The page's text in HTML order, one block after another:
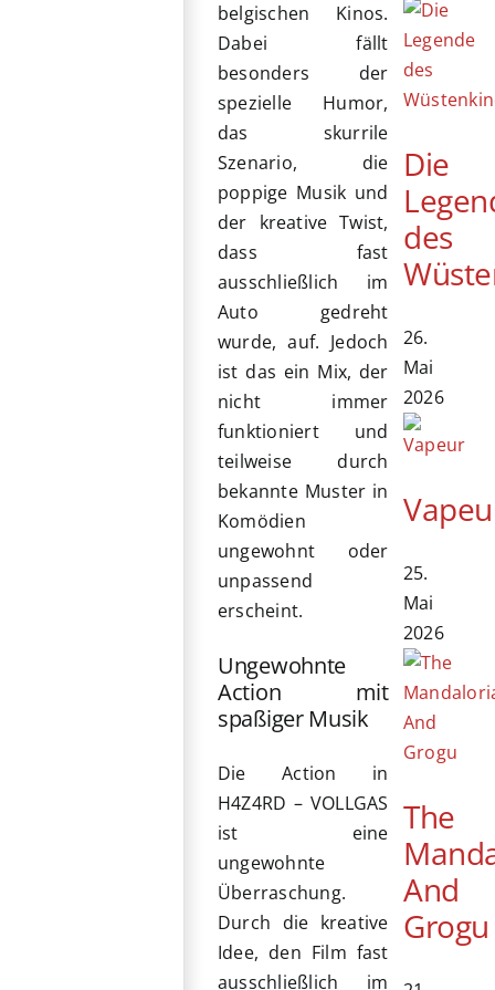
belgischen Kinos.
Dabei fällt
besonders der
spezielle Humor,
das skurrile
Szenario, die
poppige Musik und
der kreative Twist,
dass fast
ausschließlich im
Auto gedreht
wurde, auf. Jedoch
ist das ein Mix, der
nicht immer
funktioniert und
teilweise durch
bekannte Muster in
Komödien
ungewohnt oder
unpassend
erscheint.
Ungewohnte
Action mit
spaßiger Musik
Die Action in
H4Z4RD – VOLLGAS
ist eine
ungewohnte
Überraschung.
Durch die kreative
Idee, den Film fast
ausschließlich im
Die
des
26.
Mai
2026
25.
Mai
2026
The
And
Grogu